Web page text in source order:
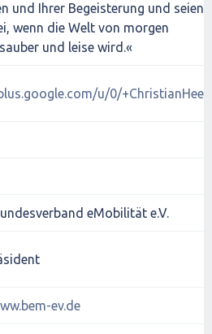
und Ihrer Begeisterung und seien
wenn die Welt von morgen
und leise wird.«
u/0/+ChristianHeep
eMobilität e.V.
ev.de